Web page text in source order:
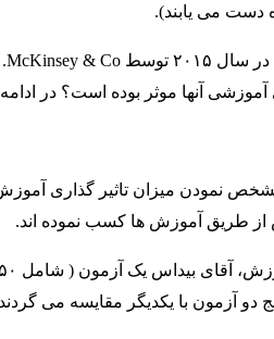
دست می یابند).
آنها موثر بوده است؟ در
طریق آموزش ها کسب نموده اند.
مقایسه می گردند. سازمان او انتظار دارد که متخصصین به ۳۰